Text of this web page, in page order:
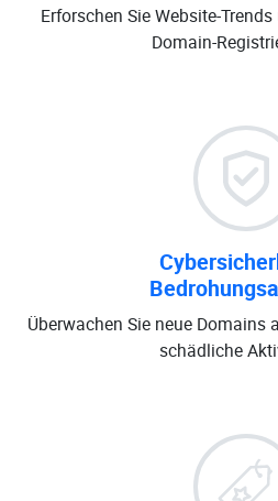
Erforschen Sie Website-
Domain-
Überwachen Sie neue Domains
schädliche